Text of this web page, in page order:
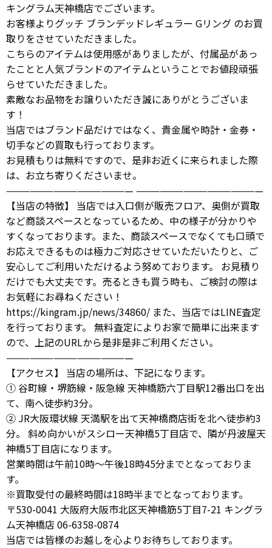
キングラム天神橋店でございます。
お客様よりグッチ ブランデッドレギュラー Gリング のお買
取りをさせていただきました。
こちらのアイテムは使用感がありましたが、付属品があっ
たことと人気ブランドのアイテムということでお値段頑張
らせていただきました。
素敵なお品物をお譲りいただき誠にありがとうございま
す！
当店ではブランド品だけではなく、貴金属や時計・金券・
切手などの買取も行っております。
お見積もりは無料ですので、是非お近くに来られました際
は、お立ち寄りくださいませ。
———————————————— ————————————————
【当店の特徴】 当店では入口側が販売フロア、奥側が買取
など商談スペースとなっているため、中の様子が分かりや
すくなっております。また、商談スペースでなくても口頭で
お応えできるものは極力ご対応させていただいたりと、ご
安心してご利用いただけるよう努めております。 お見積り
だけでも大丈夫です。売るときも買う時も、ご検討の際は
お気軽にお尋ねください！
https://kingram.jp/news/34860/ また、当店ではLINE査定
を行っております。 無料査定によりお家で簡単に出来ます
ので、上記のURLから是非是非ご利用ください。
————————————————
【アクセス】 当店の場所は、下記になります。
① 谷町線・堺筋線・阪急線 天神橋筋六丁目駅12番出口を出
て、南へ徒歩約3分。
② JR大阪環状線 天満駅を出て天神橋商店街を北へ徒歩約3
分。 斜め向かいがスシロー天神橋5丁目店で、隣が丹波屋天
神橋5丁目店になります。
営業時間は午前10時～午後18時45分までとなっておりま
す。
※買取受付の最終時間は18時半までとなっております。
〒530-0041 大阪府大阪市北区天神橋筋5丁目7-21 キングラ
ム天神橋店 06-6358-0874
当店では皆様のお越しを心よりお待ちしております。